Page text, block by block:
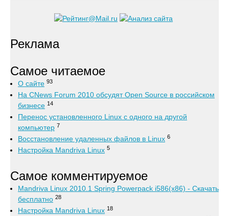
Реклама
Самое читаемое
О сайте 93
На CNews Forum 2010 обсудят Open Source в российском
бизнесе 14
Перенос установленного Linux с одного на другой
компьютер 7
Восстановление удаленных файлов в Linux 6
Настройка Mandriva Linux 5
Самое комментируемое
Mandriva Linux 2010.1 Spring Powerpack i586(x86) - Скачать
бесплатно 28
Настройка Mandriva Linux 18